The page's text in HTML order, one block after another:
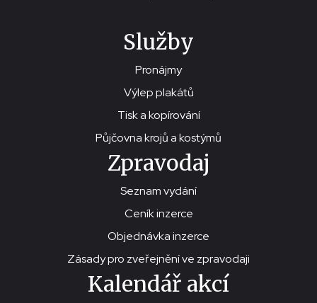
Služby
Pronájmy
Výlep plakátů
Tisk a kopírování
Půjčovna krojů a kostýmů
Zpravodaj
Seznam vydání
Ceník inzerce
Objednávka inzerce
Zásady pro zveřejnění ve zpravodaji
Kalendář akcí